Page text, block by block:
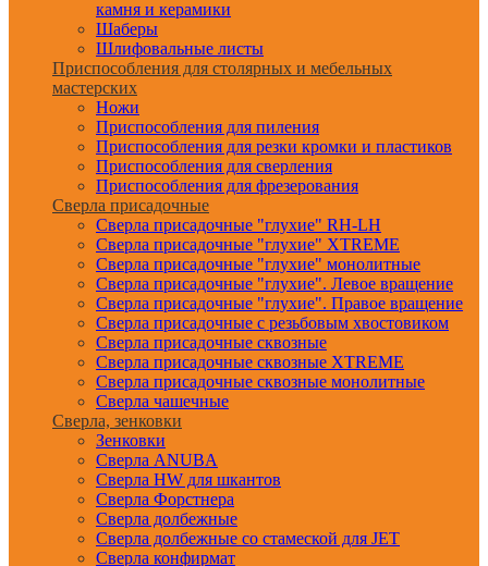
камня и керамики
Шаберы
Шлифовальные листы
Приспособления для столярных и мебельных
мастерских
Ножи
Приспособления для пиления
Приспособления для резки кромки и пластиков
Приспособления для сверления
Приспособления для фрезерования
Сверла присадочные
Сверла присадочные "глухие" RH-LH
Сверла присадочные "глухие" XTREME
Сверла присадочные "глухие" монолитные
Сверла присадочные "глухие". Левое вращение
Сверла присадочные "глухие". Правое вращение
Сверла присадочные с резьбовым хвостовиком
Сверла присадочные сквозные
Сверла присадочные сквозные XTREME
Сверла присадочные сквозные монолитные
Сверла чашечные
Сверла, зенковки
Зенковки
Сверла ANUBA
Сверла HW для шкантов
Сверла Форстнера
Сверла долбежные
Сверла долбежные со стамеской для JET
Сверла конфирмат